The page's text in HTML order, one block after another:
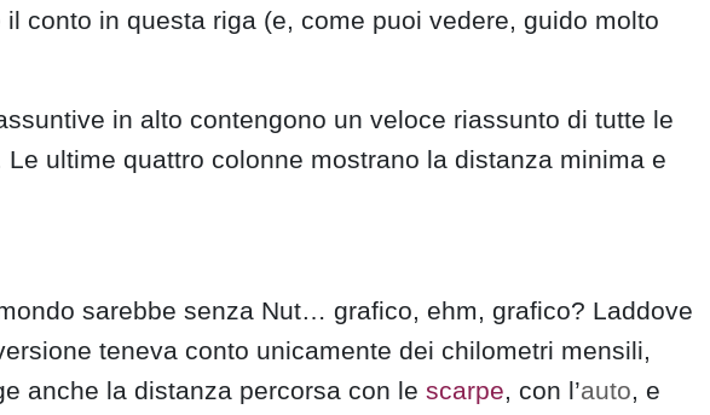
il conto in questa riga (e, come puoi vedere, guido molto
in alto contengono un veloce riassunto di tutte le
Le ultime quattro colonne mostrano la distanza minima e
sarebbe senza Nut… grafico, ehm, grafico? Laddove
teneva conto unicamente dei chilometri mensili,
anche la distanza percorsa con le scarpe, con l’auto, e